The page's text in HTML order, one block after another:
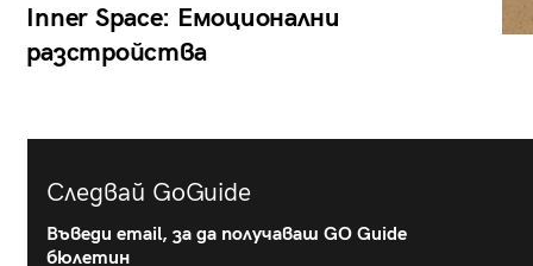
Inner Space: Емоционални
разстройства
Следвай GoGuide
Въведи email, за да получаваш GO Guide
бюлетин